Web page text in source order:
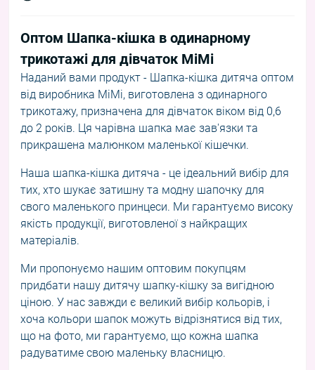
Оптом Шапка-кішка в одинарному
трикотажі для дівчаток MiMi
Наданий вами продукт - Шапка-кішка дитяча оптом
від виробника MiMi, виготовлена з одинарного
трикотажу, призначена для дівчаток віком від 0,6
до 2 років. Ця чарівна шапка має зав'язки та
прикрашена малюнком маленької кішечки.
Наша шапка-кішка дитяча - це ідеальний вибір для
тих, хто шукає затишну та модну шапочку для
свого маленького принцеси. Ми гарантуємо високу
якість продукції, виготовленої з найкращих
матеріалів.
Ми пропонуємо нашим оптовим покупцям
придбати нашу дитячу шапку-кішку за вигідною
ціною. У нас завжди є великий вибір кольорів, і
хоча кольори шапок можуть відрізнятися від тих,
що на фото, ми гарантуємо, що кожна шапка
радуватиме свою маленьку власницю.